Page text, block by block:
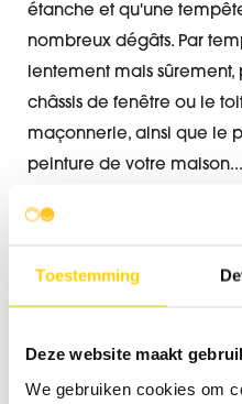
Toestemming
Deze website maakt
We gebruiken cookies om
étanche et qu'une
nombreux dégâts. Par
lentement mais
châssis de fenêtre ou le
maçonnerie, ainsi que le
peinture de votre
dégage. Dans la plupart
commencer à sentir